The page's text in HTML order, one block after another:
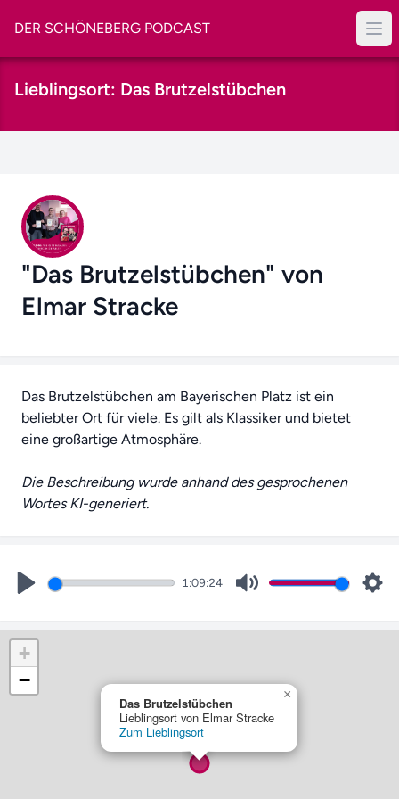
DER SCHÖNEBERG PODCAST
Lieblingsort: Das Brutzelstübchen
"Das Brutzelstübchen" von
Elmar Stracke
Das Brutzelstübchen am Bayerischen Platz ist ein
beliebter Ort für viele. Es gilt als Klassiker und bietet
eine großartige Atmosphäre.
Die Beschreibung wurde anhand des gesprochenen
Wortes KI-generiert.
Play
1:09:24
Mute
Das Brutzelstübchen
Lieblingsort von Elmar Stracke
Zum Lieblingsort
×
+
−